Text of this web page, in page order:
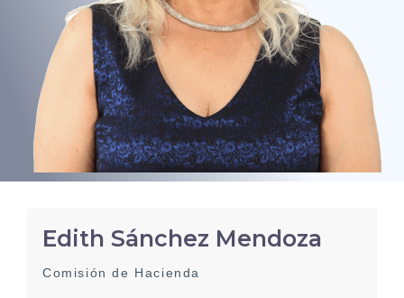
Edith Sánchez Mendoza
Comisión de Hacienda